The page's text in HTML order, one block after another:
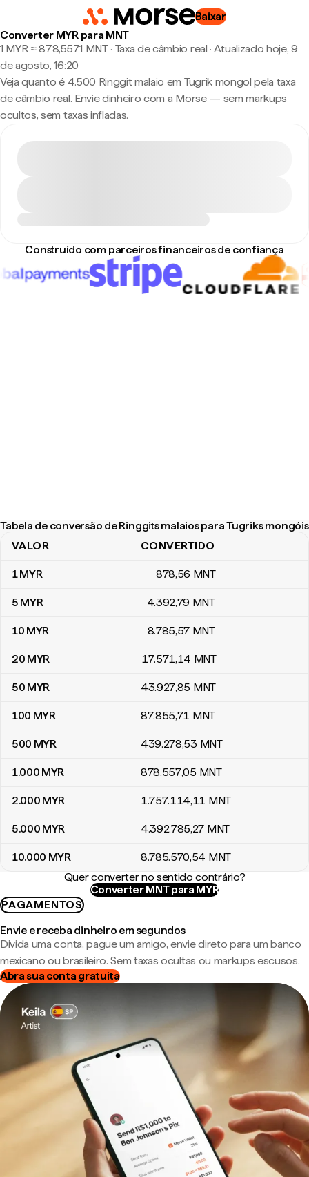
Baixar
Converter MYR para MNT
1 MYR ≈ 878,5571 MNT · Taxa de câmbio real · Atualizado hoje, 9
de agosto, 16:20
Veja quanto é 4.500 Ringgit malaio em Tugrik mongol pela taxa
de câmbio real. Envie dinheiro com a Morse — sem markups
ocultos, sem taxas infladas.
Construído com parceiros financeiros de confiança
Tabela de conversão de Ringgits malaios para Tugriks mongóis
Tabela de conversão de Ringgits malaios para Tugriks mongóis
VALOR CONVERTIDO
1MYR 878,56 MNT
5 MYR 4.392,79 MNT
10 MYR 8.785,57 MNT
20 MYR 17.571,14 MNT
50 MYR 43.927,85 MNT
100 MYR 87.855,71 MNT
500 MYR 439.278,53 MNT
1.000 MYR 878.557,05 MNT
2.000 MYR 1.757.114,11 MNT
5.000 MYR 4.392.785,27 MNT
10.000 MYR 8.785.570,54 MNT
Quer converter no sentido contrário?
Converter MNT para MYR
PAGAMENTOS
Envie e receba dinheiro em segundos
Divida uma conta, pague um amigo, envie direto para um banco
mexicano ou brasileiro. Sem taxas ocultas ou markups escusos.
Abra sua conta gratuita